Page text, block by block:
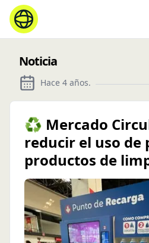
Noticia
Hace 4 años.
♻️ Mercado
reducir el uso de
productos de